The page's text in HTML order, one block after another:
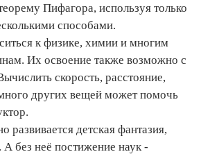
Пифагора, используя только
способами.
к физике, химии и многим
Их освоение также возможно с
скорость, расстояние,
других вещей может помочь
развивается детская фантазия,
А без неё постижение наук -